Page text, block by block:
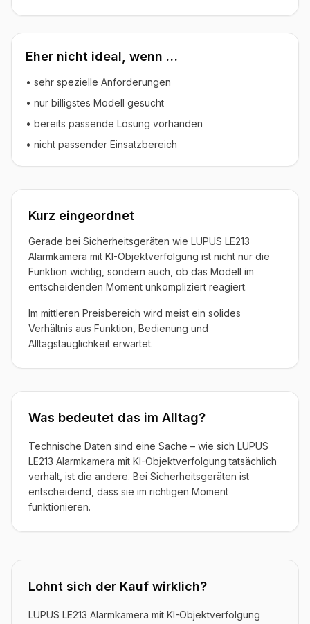
Eher nicht ideal, wenn …
• sehr spezielle Anforderungen
• nur billigstes Modell gesucht
• bereits passende Lösung vorhanden
• nicht passender Einsatzbereich
Kurz eingeordnet
Gerade bei Sicherheitsgeräten wie LUPUS LE213
Alarmkamera mit KI-Objektverfolgung ist nicht nur die
Funktion wichtig, sondern auch, ob das Modell im
entscheidenden Moment unkompliziert reagiert.
Im mittleren Preisbereich wird meist ein solides
Verhältnis aus Funktion, Bedienung und
Alltagstauglichkeit erwartet.
Was bedeutet das im Alltag?
Technische Daten sind eine Sache – wie sich LUPUS
LE213 Alarmkamera mit KI-Objektverfolgung tatsächlich
verhält, ist die andere. Bei Sicherheitsgeräten ist
entscheidend, dass sie im richtigen Moment
funktionieren.
Lohnt sich der Kauf wirklich?
LUPUS LE213 Alarmkamera mit KI-Objektverfolgung